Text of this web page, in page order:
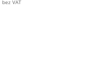
bez VAT